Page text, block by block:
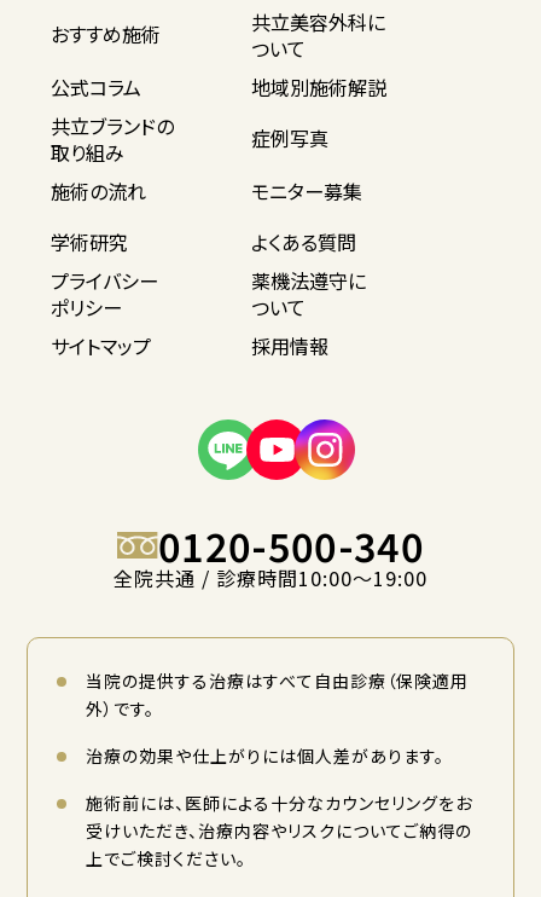
おすすめ施術
共立美容外科に
ついて
公式コラム
地域別施術解説
共立ブランドの
取り組み
症例写真
施術の流れ
モニター募集
学術研究
よくある質問
プライバシー
ポリシー
薬機法遵守に
ついて
サイトマップ
採用情報
0120-500-340
全院共通 / 診療時間10:00〜19:00
当院の提供する治療はすべて自由診療（保険適用
外）です。
治療の効果や仕上がりには個人差があります。
施術前には、医師による十分なカウンセリングをお
受けいただき、治療内容やリスクについてご納得の
上でご検討ください。